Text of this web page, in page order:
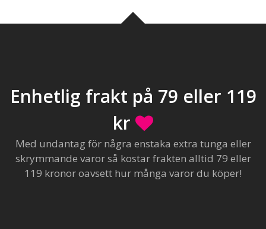
Enhetlig frakt på 79 eller 119
kr
Med undantag för några enstaka extra tunga eller
skrymmande varor så kostar frakten alltid 79 eller
119 kronor oavsett hur många varor du köper!